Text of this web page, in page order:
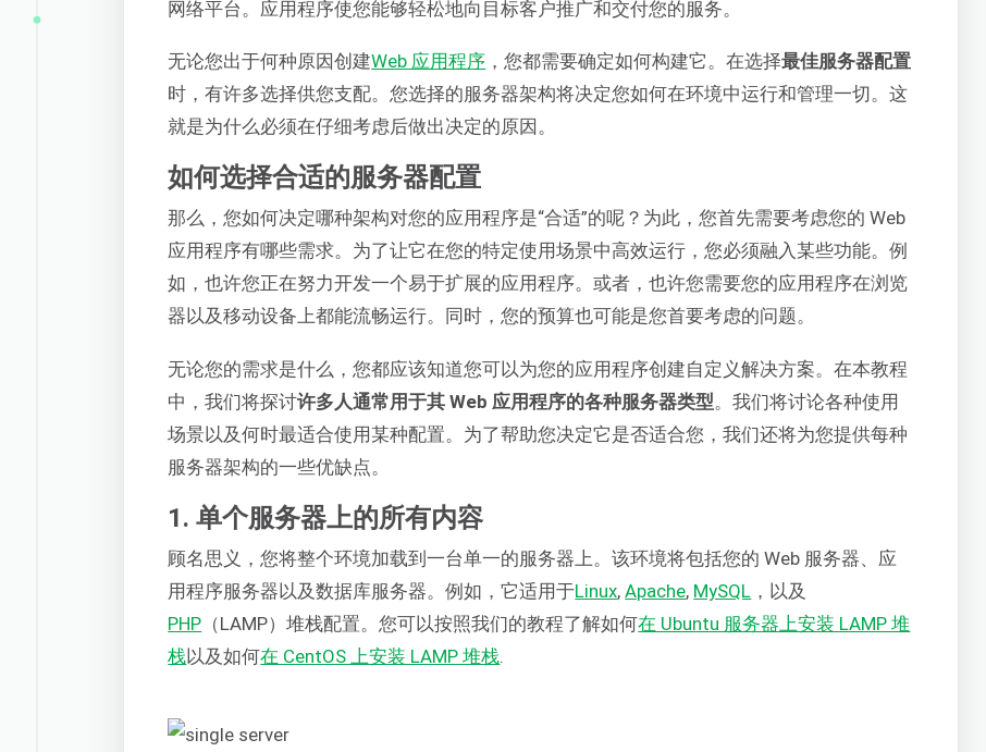
网络平台。应用程序使您能够轻松地向目标客户推广和交付您的服务。
无论您出于何种原因创建Web 应用程序 ，您都需要确定如何构建它。在选择最佳服务器配置
时，有许多选择供您支配。您选择的服务器架构将决定您如何在环境中运行和管理一切。这
就是为什么必须在仔细考虑后做出决定的原因。
如何选择合适的服务器配置
那么，您如何决定哪种架构对您的应用程序是“合适”的呢？为此，您首先需要考虑您的 Web
应用程序有哪些需求。为了让它在您的特定使用场景中高效运行，您必须融入某些功能。例
如，也许您正在努力开发一个易于扩展的应用程序。或者，也许您需要您的应用程序在浏览
器以及移动设备上都能流畅运行。同时，您的预算也可能是您首要考虑的问题。
无论您的需求是什么，您都应该知道您可以为您的应用程序创建自定义解决方案。在本教程
中，我们将探讨许多人通常用于其 Web 应用程序的各种服务器类型。我们将讨论各种使用
场景以及何时最适合使用某种配置。为了帮助您决定它是否适合您，我们还将为您提供每种
服务器架构的一些优缺点。
1. 单个服务器上的所有内容
顾名思义，您将整个环境加载到一台单一的服务器上。该环境将包括您的 Web 服务器、应
用程序服务器以及数据库服务器。例如，它适用于Linux,Apache, MySQL ，以及
PHP （LAMP）堆栈配置。您可以按照我们的教程了解如何在 Ubuntu 服务器上安装 LAMP 堆
栈以及如何在 CentOS 上安装 LAMP 堆栈.